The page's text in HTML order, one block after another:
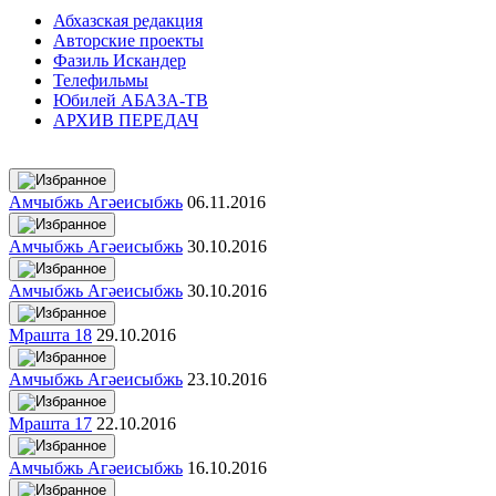
Абхазская редакция
Авторские проекты
Фазиль Искандер
Телефильмы
Юбилей АБАЗА-ТВ
АРХИВ ПЕРЕДАЧ
Амчыбжь Агәеисыбжь 06.11.2016
Амчыбжь Агәеисыбжь 30.10.2016
Амчыбжь Агәеисыбжь 30.10.2016
Мрашта 18 29.10.2016
Амчыбжь Агәеисыбжь 23.10.2016
Мрашта 17 22.10.2016
Амчыбжь Агәеисыбжь 16.10.2016